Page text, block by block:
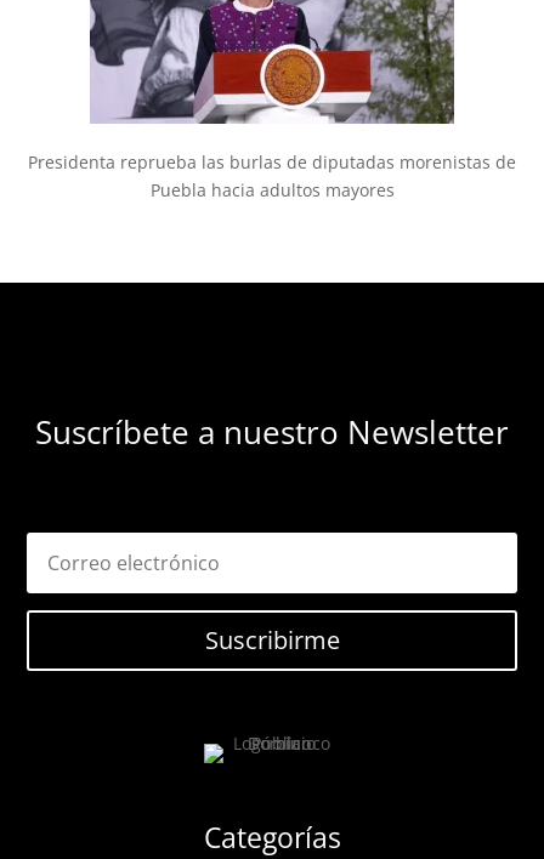
Presidenta reprueba las burlas de diputadas morenistas de
Puebla hacia adultos mayores
Suscríbete a nuestro Newsletter
Suscribirme
Categorías